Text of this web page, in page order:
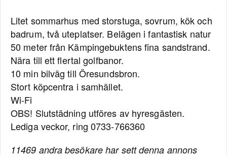
Litet sommarhus med storstuga, sovrum, kök och
badrum, två uteplatser. Belägen i fantastisk natur
50 meter från Kämpingebuktens fina sandstrand.
Nära till ett flertal golfbanor.
10 min bilväg till Öresundsbron.
Stort köpcentra i samhället.
Wi-Fi
OBS! Slutstädning utföres av hyresgästen.
Lediga veckor, ring 0733-766360
11469 andra besökare har sett denna annons